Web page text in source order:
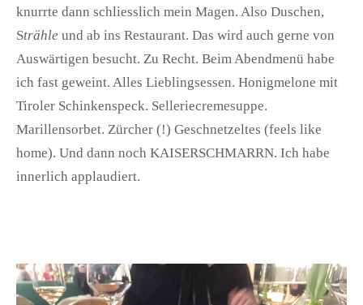
knurrte dann schliesslich mein Magen. Also Duschen,
Strähle und ab ins Restaurant. Das wird auch gerne von
Auswärtigen besucht. Zu Recht. Beim Abendmenü habe
ich fast geweint. Alles Lieblingsessen. Honigmelone mit
Tiroler Schinkenspeck. Selleriecremesuppe.
Marillensorbet. Zürcher (!) Geschnetzeltes (feels like
home). Und dann noch KAISERSCHMARRN. Ich habe
innerlich applaudiert.